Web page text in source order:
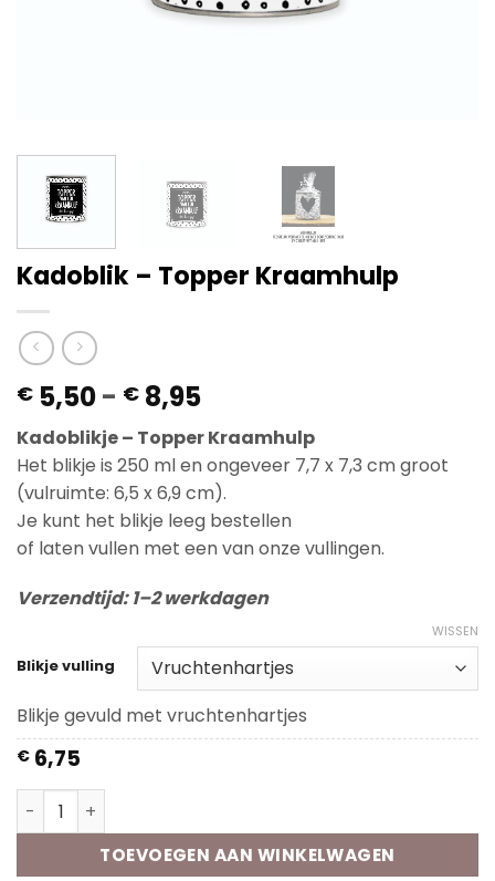
Kadoblik – Topper Kraamhulp
€ 5,50- € 8,95Prijsklasse:
€ 5,50
tot
€ 8,95
Kadoblikje – Topper Kraamhulp
Het blikje is 250 ml en ongeveer 7,7 x 7,3 cm groot
(vulruimte: 6,5 x 6,9 cm).
Je kunt het blikje leeg bestellen
of laten vullen met een van onze vullingen.
Verzendtijd: 1–2 werkdagen
Blikje vulling
WISSEN
Blikje gevuld met vruchtenhartjes
€ 6,75
Kadoblik - Topper Kraamhulp aantal
TOEVOEGEN AAN WINKELWAGEN